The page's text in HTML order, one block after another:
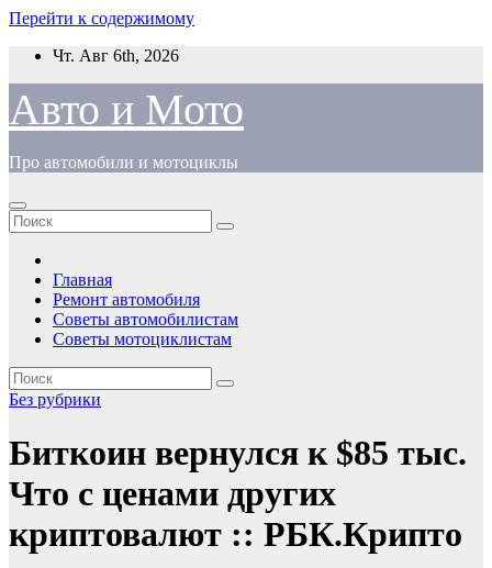
Перейти к содержимому
Чт. Авг 6th, 2026
Авто и Мото
Про автомобили и мотоциклы
Главная
Ремонт автомобиля
Советы автомобилистам
Советы мотоциклистам
Без рубрики
Биткоин вернулся к $85 тыс.
Что с ценами других
криптовалют :: РБК.Крипто